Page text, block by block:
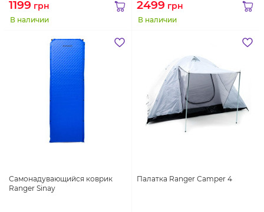
1199 грн
В наличии
2499 грн
В наличии
Самонадувающийся коврик
Ranger Sinay
Палатка Ranger Сamper 4